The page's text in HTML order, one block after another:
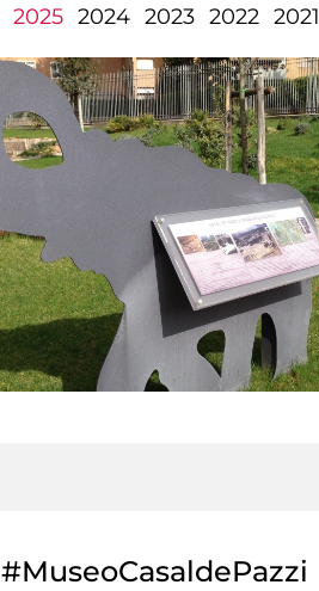
2025 2024 2023 2022 2021
#MuseoCasaldePazzi